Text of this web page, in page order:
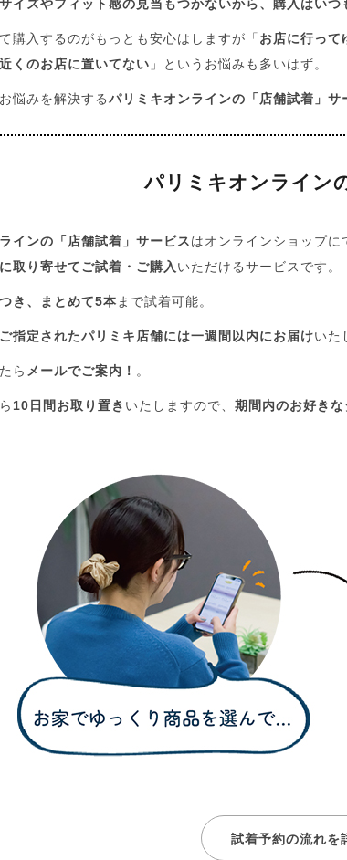
イズやフィット感の見当もつかないから、購入はいつ
購入するのがもっとも安心はしますが「 お店に行って
くのお店に置いてない 」というお悩みも多いはず。
悩みを解決するパリミキオンラインの「店舗試着」サ
パリミキオンライン
インの「店舗試着」サービスはオンラインショップに
取り寄せてご試着・ご購入いただけるサービスです。
き、まとめて5本まで試着可能。
ご指定されたパリミキ店舗には一週間以内にお届けいた
ら メールでご案内！ 。
10日間お取り置き いたしますので、 期間内のお好き
試着予約の流れを